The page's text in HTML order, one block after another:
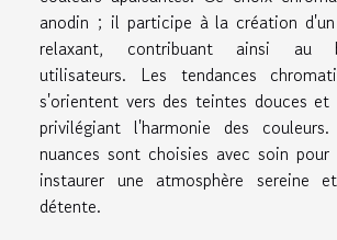
anodin ; il participe à la création d'un
relaxant, contribuant ainsi au
utilisateurs. Les tendances
s'orientent vers des teintes douces et
privilégiant l'harmonie des
nuances sont choisies avec soin
instaurer une atmosphère sereine
détente.